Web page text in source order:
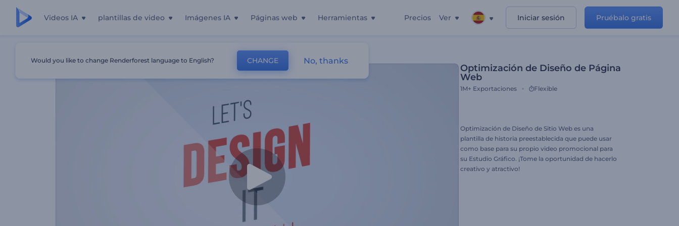
Videos IA plantillas de video Imágenes IA Páginas web Herramientas Precios Ver Iniciar sesión Pruébalo gratis
Optimización de Diseño de Página
Web
1M+ Exportaciones Flexible
Optimización de Diseño de Sitio Web es una
plantilla de historia preestablecida que puede usar
como base para su propio video promocional para
su Estudio Gráfico. ¡Tome la oportunidad de hacerlo
creativo y atractivo!
Would you like to change Renderforest language to English? CHANGE No, thanks